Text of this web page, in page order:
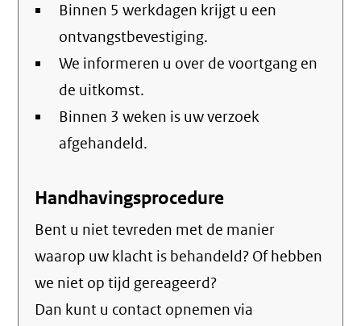
Binnen 5 werkdagen krijgt u een
ontvangstbevestiging.
We informeren u over de voortgang en
de uitkomst.
Binnen 3 weken is uw verzoek
afgehandeld.
Handhavingsprocedure
Bent u niet tevreden met de manier
waarop uw klacht is behandeld? Of hebben
we niet op tijd gereageerd?
Dan kunt u contact opnemen via